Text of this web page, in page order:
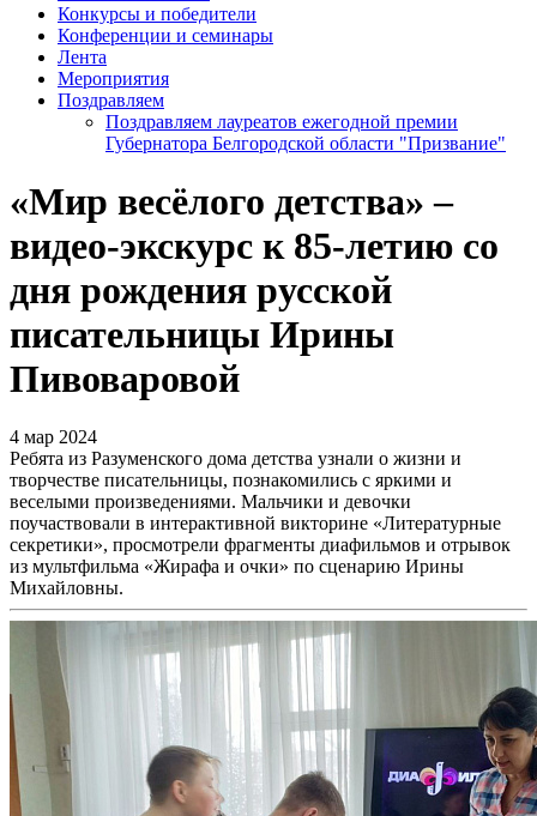
Конкурсы и победители
Конференции и семинары
Лента
Мероприятия
Поздравляем
Поздравляем лауреатов ежегодной премии
Губернатора Белгородской области "Призвание"
«Мир весёлого детства» –
видео-экскурс к 85-летию со
дня рождения русской
писательницы Ирины
Пивоваровой
4 мар 2024
Ребята из Разуменского дома детства узнали о жизни и
творчестве писательницы, познакомились с яркими и
веселыми произведениями. Мальчики и девочки
поучаствовали в интерактивной викторине «Литературные
секретики», просмотрели фрагменты диафильмов и отрывок
из мультфильма «Жирафа и очки» по сценарию Ирины
Михайловны.